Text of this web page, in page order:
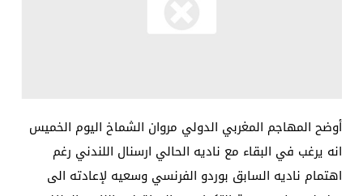
أوضح المهاجم المغربي الدولي مروان الشماخ اليوم الخميس
انه يرغب في البقاء مع ناديه الحالي ارسنال اللندني رغم
اهتمام ناديه السابق بوردو الفرنسي وسعيه لإعادته الى